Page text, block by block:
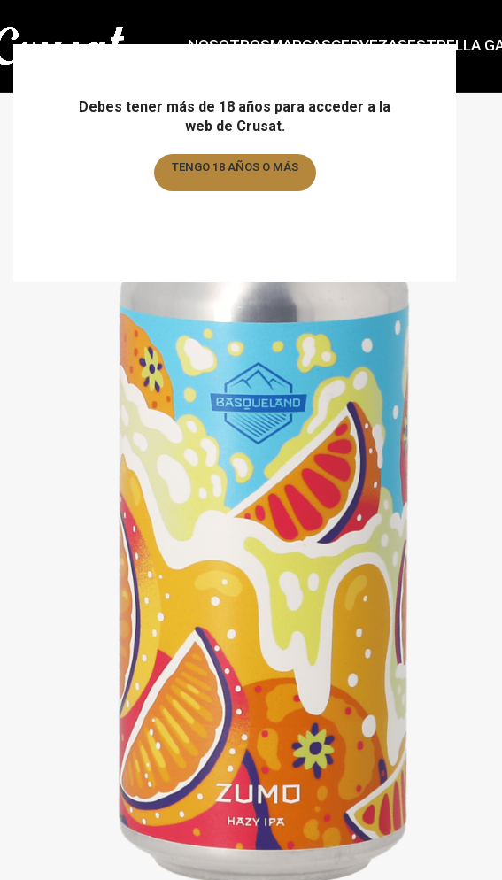
Debes tener más de 18 años para acceder a la
web de Crusat.
TENGO 18 AÑOS O MÁS
NOSOTROSMARCASCERVEZASESTRELLA